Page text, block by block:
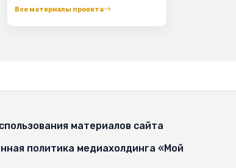
Все материалы проекта
материалов сайта
политика медиахолдинга «Мой